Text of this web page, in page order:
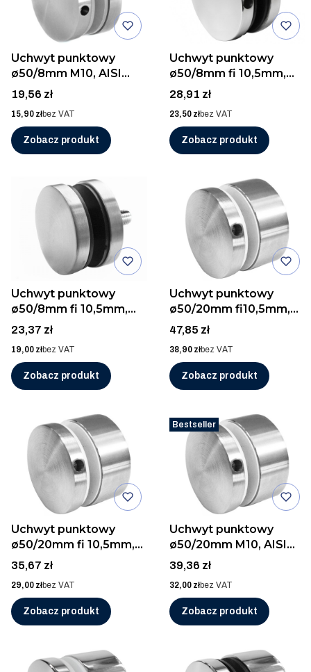
Uchwyt punktowy
ø50/8mm M10, AISI
304, SZLIF
Cena
19,56 zł
Cena
15,90 złbez VAT
Zobacz produkt
Uchwyt punktowy
ø50/8mm fi 10,5mm,
AISI 304, POLER
Cena
28,91 zł
Cena
23,50 złbez VAT
Zobacz produkt
Uchwyt punktowy
ø50/8mm fi 10,5mm,
AISI 304, SZLIF
Cena
23,37 zł
Cena
19,00 złbez VAT
Zobacz produkt
Uchwyt punktowy
ø50/20mm fi10,5mm,
AISI 316, SZLIF
Cena
47,85 zł
Cena
38,90 złbez VAT
Zobacz produkt
Uchwyt punktowy
ø50/20mm fi 10,5mm,
AISI 304, SZLIF
Cena
35,67 zł
Cena
29,00 złbez VAT
Zobacz produkt
Bestseller
Uchwyt punktowy
ø50/20mm M10, AISI
304, SZLIF
Cena
39,36 zł
Cena
32,00 złbez VAT
Zobacz produkt